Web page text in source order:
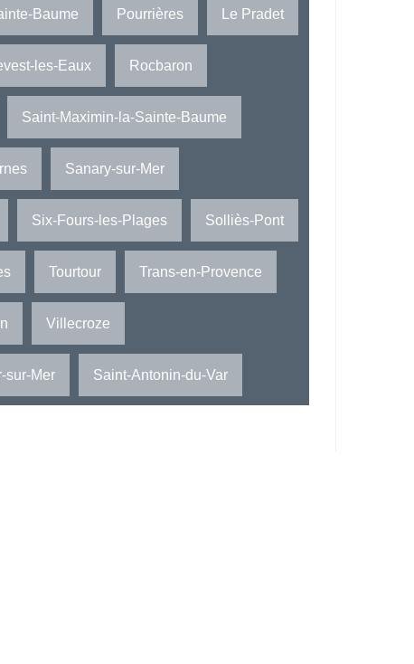
Baume Pourrières Le Pradet
les-Eaux Rocbaron
Saint-Maximin-la-Sainte-Baume
Sanary-sur-Mer
Six-Fours-les-Plages Solliès-Pont
Tourtour Trans-en-Provence
Villecroze
sur-Mer Saint-Antonin-du-Var